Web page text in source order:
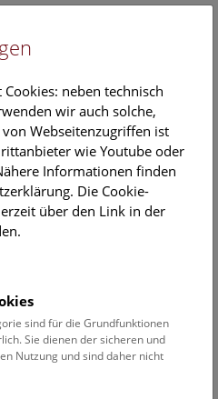
EN
des heutigen
besuchen Sie gern direkt
neben technisch
wir auch solche,
Webseitenzugriffen ist
wie Youtube oder
Informationen finden
Die Cookie-
über den Link in der
sind für die Grundfunktionen
Sie dienen der sicheren und
Nutzung und sind daher nicht